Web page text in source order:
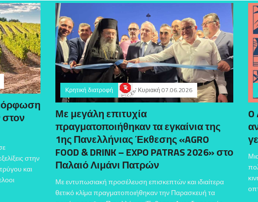
στην
και
Κρητική διατροφή Κυριακή 07.06.2026
Με μεγάλη επιτυχία
πραγματοποιήθηκαν τα εγκαίνια της
1ης Πανελλήνιας Έκθεσης «AGRO
FOOD & DRINK – EXPO PATRAS 2026» στο
Παλαιό Λιμάνι Πατρών
Με εντυπωσιακή προσέλευση επισκεπτών και ιδιαίτερα
θετικό κλίμα πραγματοποιήθηκαν την Παρασκευή τα